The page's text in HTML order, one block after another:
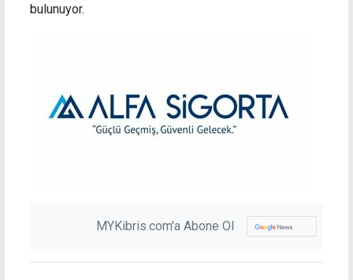
bulunuyor.
MYKibris.com'a Abone Ol